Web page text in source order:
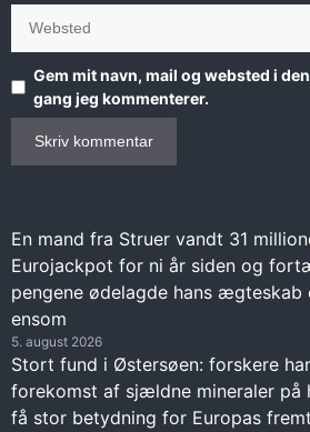
Gem mit navn, mail og websted i
gang jeg kommenterer.
En mand fra Struer vandt 31
Eurojackpot for ni år siden og
pengene ødelagde hans
ensom
5. august 2026
Stort fund i Østersøen: forskere
forekomst af sjældne mineraler på
få stor betydning for Europas